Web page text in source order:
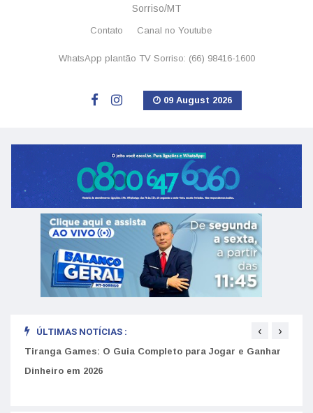
Sorriso/MT
Contato Canal no Youtube
WhatsApp plantão TV Sorriso: (66) 98416-1600
09 August 2026
ÚLTIMAS NOTÍCIAS :
Tiranga Games: O Guia Completo para Jogar e Ganhar
Dinheiro em 2026
‹ ›